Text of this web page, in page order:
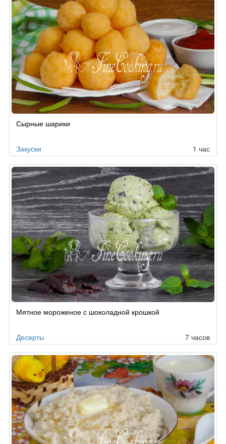
Сырные шарики
Закуски 1 час
Мятное мороженое с шоколадной крошкой
Десерты 7 часов